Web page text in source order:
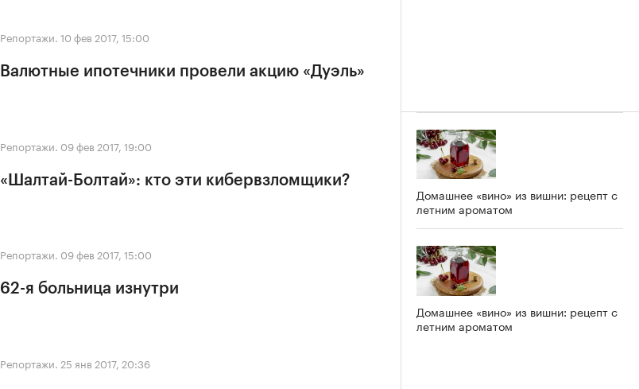
Репортажи. 10 фев 2017, 15:00
Валютные ипотечники провели акцию «Дуэль»
Репортажи. 09 фев 2017, 19:00
«Шалтай-Болтай»: кто эти кибервзломщики?
Репортажи. 09 фев 2017, 15:00
62-я больница изнутри
Репортажи. 25 янв 2017, 20:36
Домашнее «вино» из вишни: рецепт с
летним ароматом
Домашнее «вино» из вишни: рецепт с
летним ароматом